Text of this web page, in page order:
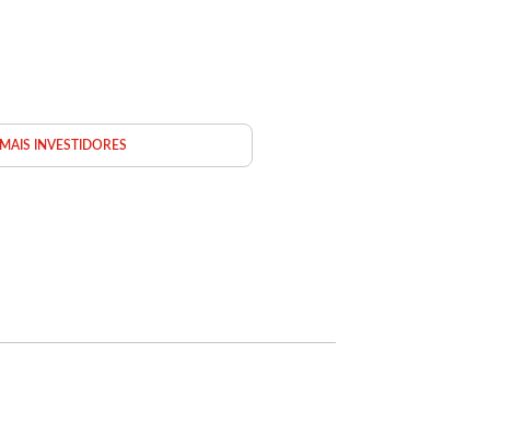
MAIS INVESTIDORES